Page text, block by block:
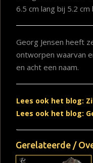
6.5 cm lang bij 5.2 cm
Georg Jensen heeft
ontworpen waarvan
en acht een naam.
Lees ook het blog:
Lees ook het blog:
Gerelateerde /